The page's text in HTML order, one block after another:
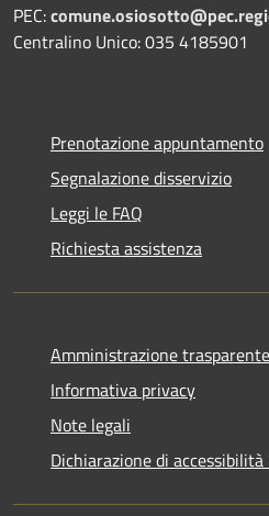
PEC:
Centralino Unico: 035 4185901
Prenotazione appuntamento
Segnalazione disservizio
Leggi le FAQ
Richiesta assistenza
Amministrazione trasparente
Informativa privacy
Note legali
Dichiarazione di